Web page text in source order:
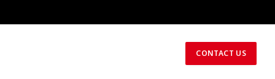
CONTACT US